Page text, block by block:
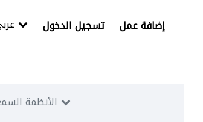
تسجيل الدخول إضافة عمل
الأنظمة